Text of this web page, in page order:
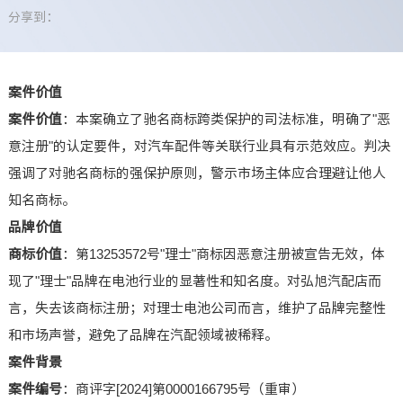
分享到：
案件价值
案件价值：本案确立了驰名商标跨类保护的司法标准，明确了"恶
意注册"的认定要件，对汽车配件等关联行业具有示范效应。判决
强调了对驰名商标的强保护原则，警示市场主体应合理避让他人
知名商标。
品牌价值
商标价值：第13253572号"理士"商标因恶意注册被宣告无效，体
现了"理士"品牌在电池行业的显著性和知名度。对弘旭汽配店而
言，失去该商标注册；对理士电池公司而言，维护了品牌完整性
和市场声誉，避免了品牌在汽配领域被稀释。
案件背景
案件编号：商评字[2024]第0000166795号（重审）